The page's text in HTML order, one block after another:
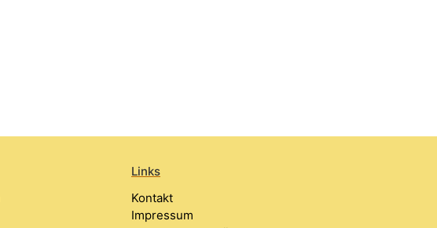
Links
Kontakt
Impressum